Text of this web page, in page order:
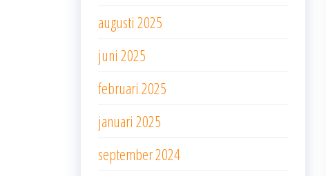
augusti 2025
juni 2025
februari 2025
januari 2025
september 2024